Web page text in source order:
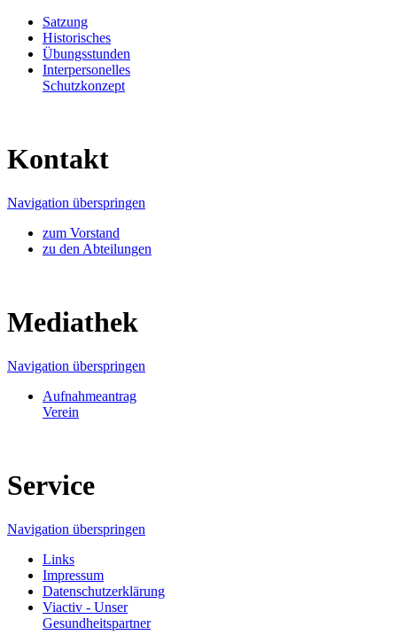
Satzung
Historisches
Übungsstunden
Interpersonelles
Schutzkonzept
Kontakt
Navigation überspringen
zum Vorstand
zu den Abteilungen
Mediathek
Navigation überspringen
Aufnahmeantrag
Verein
Service
Navigation überspringen
Links
Impressum
Datenschutzerklärung
Viactiv - Unser
Gesundheitspartner